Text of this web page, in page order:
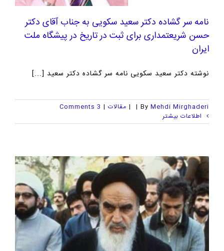
نامه سر گشاده دکتر سعید سکویی به جناب آقای دکتر
حسن شریعتمداری برای ثبت در تاریخ در پیشگاه ملت
ایران
نوشته دکتر سعید سکویی نامه سر گشاده دکتر سعید [...]
By Mehdi Mirghaderi
|
| مقالات |
3 Comments
اطلاعات بیشتر